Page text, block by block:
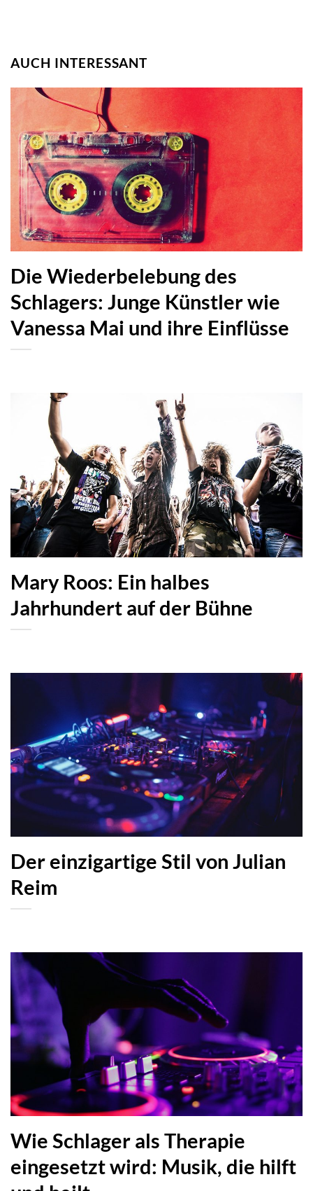
AUCH INTERESSANT
Die Wiederbelebung des
Schlagers: Junge Künstler wie
Vanessa Mai und ihre Einflüsse
Mary Roos: Ein halbes
Jahrhundert auf der Bühne
Der einzigartige Stil von Julian
Reim
Wie Schlager als Therapie
eingesetzt wird: Musik, die hilft